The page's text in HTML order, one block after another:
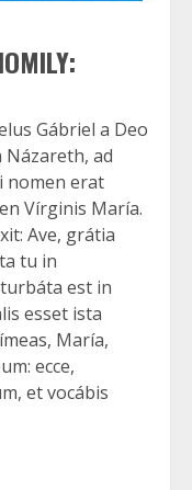
Gábriel a Deo
ad
nomen erat
Vírginis María.
Ave, grátia
tu in
est in
esset ista
María,
ecce,
et vocábis